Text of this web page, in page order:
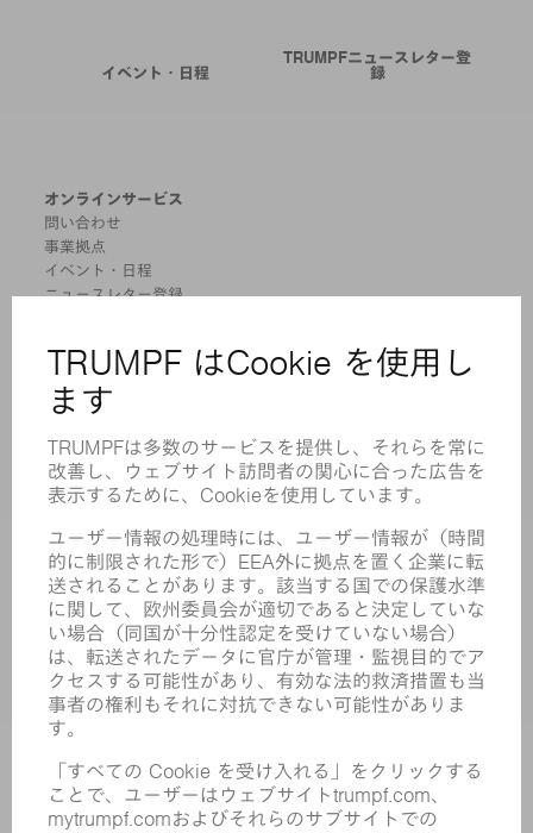
イベント・日程
TRUMPFニュースレター登
録
オンラインサービス
問い合わせ
事業拠点
イベント・日程
ニュースレター登録
製品
機械 & システム
レーザ
パワーエレクトロニクス
電気ツール
スマートファクトリー
ソフトウェア
サービス
アプリケーション
業界
企業
キャリア
求人情報
企業プロフィール
取締役会
年次報告書
コンプライアンス
内部通報制度
セキュリティ